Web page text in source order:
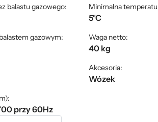
balastu gazowego:
gazowym:
przy 60Hz
Minimalna
5°C
Waga netto:
40 kg
Akcesoria:
Wózek